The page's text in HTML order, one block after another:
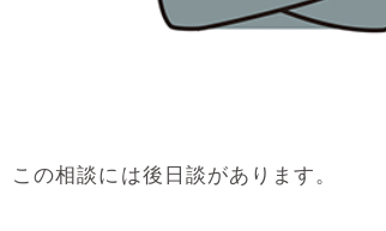
の相談には後日談があります。